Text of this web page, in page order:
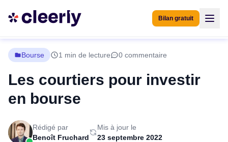
Bilan gratuit
Bourse 1 min de lecture 0 commentaire
Les courtiers pour investir
en bourse
Rédigé par
Benoît Fruchard
Mis à jour le
23 septembre 2022